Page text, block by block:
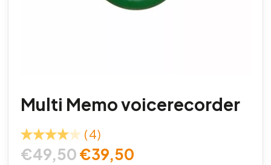
Multi Memo voicerecorder
(4)
€49,50€39,50